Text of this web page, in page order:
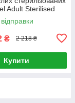
Adult Sterilised
Качка
₴ 2 218 ₴
Купити